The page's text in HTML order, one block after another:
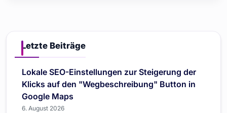
Letzte Beiträge
Lokale SEO-Einstellungen zur Steigerung der
Klicks auf den "Wegbeschreibung" Button in
Google Maps
6. August 2026